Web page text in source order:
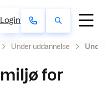
Login
Under uddannelse
for